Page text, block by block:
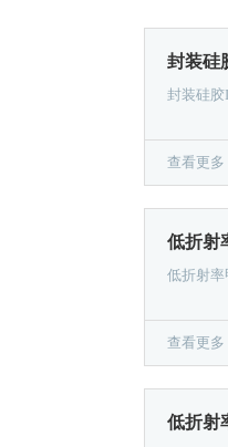
封装硅
封装硅胶
查看更多
低折射
低折射率
查看更多
低折射